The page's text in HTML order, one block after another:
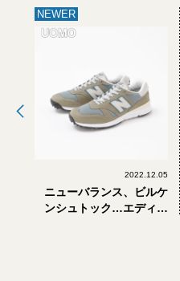
NEWER
2022.12.05
ニューバランス、ビルケ
ンシュトック…エディタ